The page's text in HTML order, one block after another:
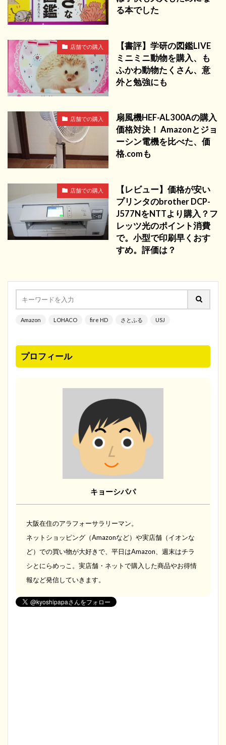
る本でした
店舗での購入
【書評】学研の図鑑LIVE
ミニミニ動物を購入、も
ふかわ動物たくさん、意
外と勉強にも
店舗での購入
扇風機HEF-AL300Aの購入
価格対決！ Amazonとジョ
ーシン電機を比べた、価
格.comも
店舗での購入
【レビュー】価格が安い
プリンタのbrother DCP-
J577NをNTTより購入？フ
レッツ光のポイント消費
で。小型で印刷早くおす
すめ。評価は？
Amazon LOHACO fire HD さとふる USJ
プロフィール
キョーシパパ
大阪在住のアラフォーサラリーマン。
ネットショッピング（Amazonなど）や実店舗（イオンな
ど）での買い物が大好きで、平日はAmazon、週末はチラ
シとにらめっこ。実店舗・ネットで購入した商品やお得情
報など発信していきます。